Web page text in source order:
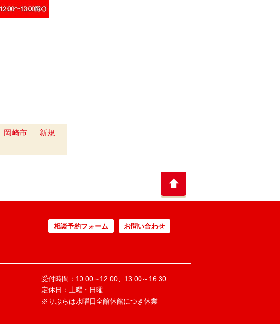
岡崎市
新規
相談予約フォーム お問い合わせ
受付時間：10:00～12:00、13:00～16:30
定休日：土曜・日曜
※りぶらは水曜日全館休館につき休業